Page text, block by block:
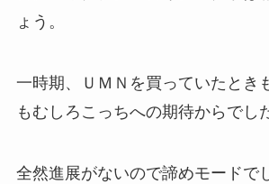
ょう。
一時期、ＵＭＮを買っていたとき
もむしろこっちへの期待からでし
全然進展がないので諦めモードで